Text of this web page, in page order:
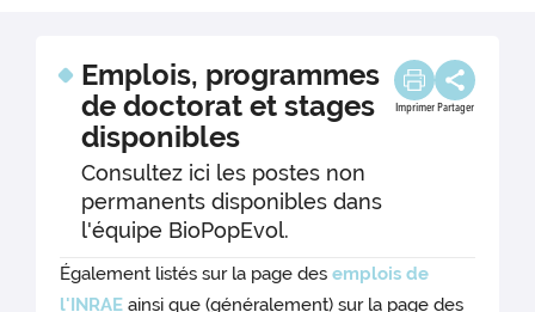
Emplois, programmes
de doctorat et stages
disponibles
Consultez ici les postes non
permanents disponibles dans
l'équipe BioPopEvol.
Imprimer Partager
Également listés sur la page desemplois de
l'INRAE ainsi que (généralement) sur la page des